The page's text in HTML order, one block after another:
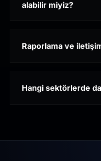
alabilir miyiz?
Raporlama ve
Hangi sektörlerde